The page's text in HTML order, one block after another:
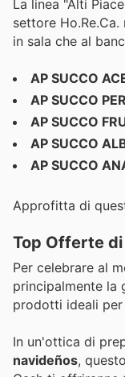
La linea "Alti
settore
in sala che al
AP SUCCO
AP SUCCO
AP SUCCO
AP SUCCO
AP SUCCO
Approfitta di
Top Offerte
Per celebrare al
principalmente la
prodotti ideali per
In un'ottica di
navideños,